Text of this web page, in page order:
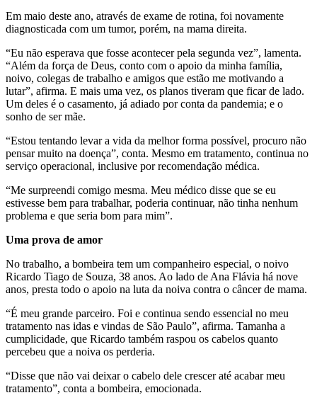
Em maio deste ano, através de exame de rotina, foi novamente
diagnosticada com um tumor, porém, na mama direita.
“Eu não esperava que fosse acontecer pela segunda vez”, lamenta.
“Além da força de Deus, conto com o apoio da minha família,
noivo, colegas de trabalho e amigos que estão me motivando a
lutar”, afirma. E mais uma vez, os planos tiveram que ficar de lado.
Um deles é o casamento, já adiado por conta da pandemia; e o
sonho de ser mãe.
“Estou tentando levar a vida da melhor forma possível, procuro não
pensar muito na doença”, conta. Mesmo em tratamento, continua no
serviço operacional, inclusive por recomendação médica.
“Me surpreendi comigo mesma. Meu médico disse que se eu
estivesse bem para trabalhar, poderia continuar, não tinha nenhum
problema e que seria bom para mim”.
Uma prova de amor
No trabalho, a bombeira tem um companheiro especial, o noivo
Ricardo Tiago de Souza, 38 anos. Ao lado de Ana Flávia há nove
anos, presta todo o apoio na luta da noiva contra o câncer de mama.
“É meu grande parceiro. Foi e continua sendo essencial no meu
tratamento nas idas e vindas de São Paulo”, afirma. Tamanha a
cumplicidade, que Ricardo também raspou os cabelos quanto
percebeu que a noiva os perderia.
“Disse que não vai deixar o cabelo dele crescer até acabar meu
tratamento”, conta a bombeira, emocionada.